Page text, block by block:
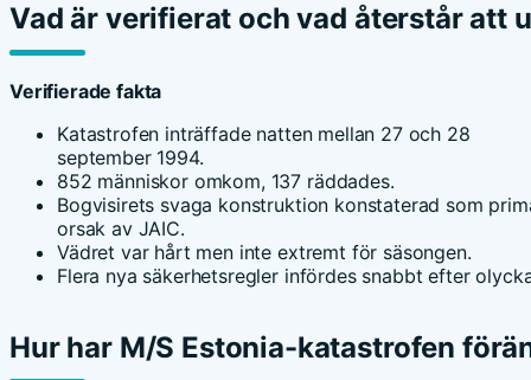
Vad är verifierat och vad återstår att
Verifierade fakta
Katastrofen inträffade natten mellan 27 och 28
september 1994.
852 människor omkom, 137 räddades.
Bogvisirets svaga konstruktion konstaterad som
orsak av JAIC.
Vädret var hårt men inte extremt för säsongen.
Flera nya säkerhetsregler infördes snabbt efter
Hur har M/S Estonia-katastrofen